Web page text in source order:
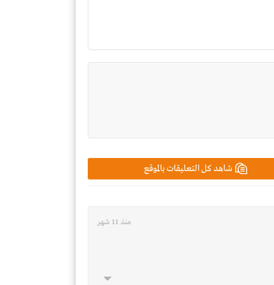
شاهد كل التعليقات بالموقع
منذ 11 شهر